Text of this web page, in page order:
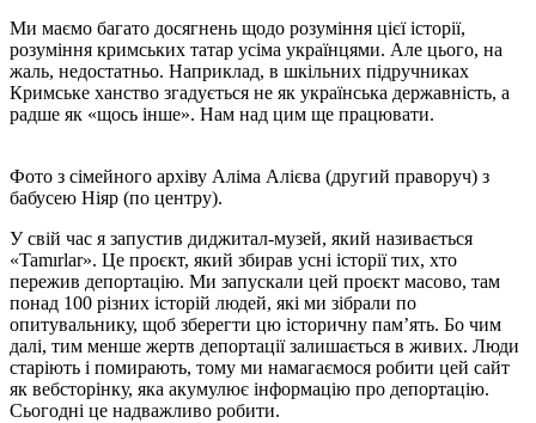
Ми маємо багато досягнень щодо розуміння цієї історії,
розуміння кримських татар усіма українцями. Але цього, на
жаль, недостатньо. Наприклад, в шкільних підручниках
Кримське ханство згадується не як українська державність, а
радше як «щось інше». Нам над цим ще працювати.
Фото з сімейного архіву Аліма Алієва (другий праворуч) з
бабусею Ніяр (по центру).
У свій час я запустив диджитал-музей, який називається
«Tamırlar». Це проєкт, який збирав усні історії тих, хто
пережив депортацію. Ми запускали цей проєкт масово, там
понад 100 різних історій людей, які ми зібрали по
опитувальнику, щоб зберегти цю історичну памʼять. Бо чим
далі, тим менше жертв депортації залишається в живих. Люди
старіють і помирають, тому ми намагаємося робити цей сайт
як вебсторінку, яка акумулює інформацію про депортацію.
Сьогодні це надважливо робити.